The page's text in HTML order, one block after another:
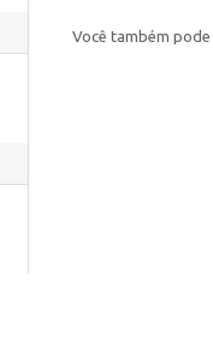
Você também pode